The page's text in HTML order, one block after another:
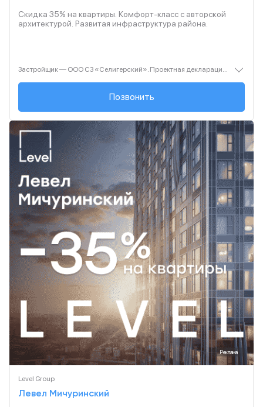
Скидка 35% на квартиры. Комфорт‑класс с авторской
архитектурой. Развитая инфраструктура района.
Застройщик — ООО СЗ «Селигерский». Проектная декларация — наш.дом.рф. Акция до 28.02.26. Не оферта. Подробности — Level.ru
+7 (495) 127-68-...
Позвонить
Реклама
Level Group
Левел Мичуринский